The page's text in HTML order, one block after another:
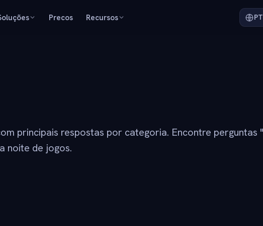
Precos Recursos PT
principais respostas por categoria. Encontre perguntas
noite de jogos.